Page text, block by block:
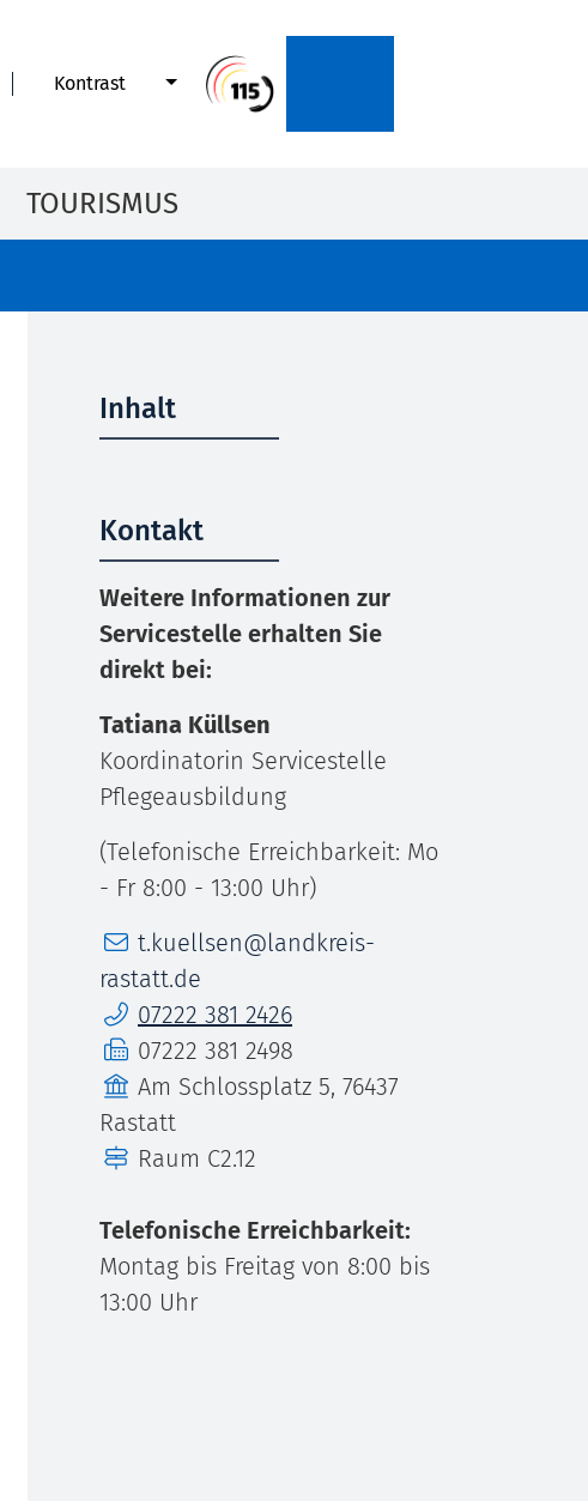
Kontrast
TOURISMUS
Inhalt
Kontakt
Weitere Informationen zur
Servicestelle erhalten Sie
direkt bei:
Tatiana Küllsen
Koordinatorin Servicestelle
Pflegeausbildung
(Telefonische Erreichbarkeit: Mo
- Fr 8:00 - 13:00 Uhr)
E-Mailt.kuellsen@landkreis-
rastatt.de
Telefon07222 381 2426
Fax 07222 381 2498
Gebäude
Am Schlossplatz 5, 76437
Rastatt
Raum C2.12
Telefonische Erreichbarkeit:
Montag bis Freitag von 8:00 bis
13:00 Uhr